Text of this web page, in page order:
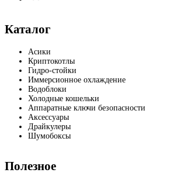
Каталог
Асики
Криптокотлы
Гидро-стойки
Иммерсионное охлаждение
Водоблоки
Холодные кошельки
Аппаратные ключи безопасности
Аксессуары
Драйкулеры
Шумобоксы
Полезное